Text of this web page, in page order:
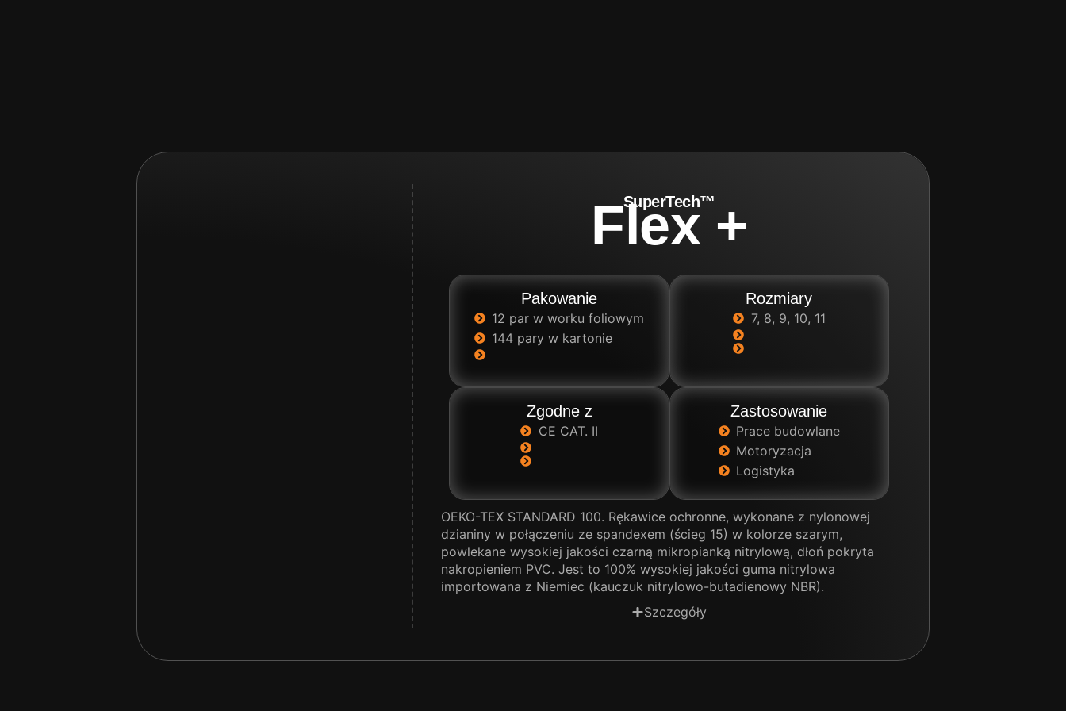
SuperTech™
Flex +
Pakowanie
12 par w worku foliowym
144 pary w kartonie
Rozmiary
7, 8, 9, 10, 11
Zgodne z
CE CAT. II
Zastosowanie
Prace budowlane
Motoryzacja
Logistyka
OEKO-TEX STANDARD 100. Rękawice ochronne, wykonane z nylonowej
dzianiny w połączeniu ze spandexem (ścieg 15) w kolorze szarym,
powlekane wysokiej jakości czarną mikropianką nitrylową, dłoń pokryta
nakropieniem PVC. Jest to 100% wysokiej jakości guma nitrylowa
importowana z Niemiec (kauczuk nitrylowo-butadienowy NBR).
Szczegóły